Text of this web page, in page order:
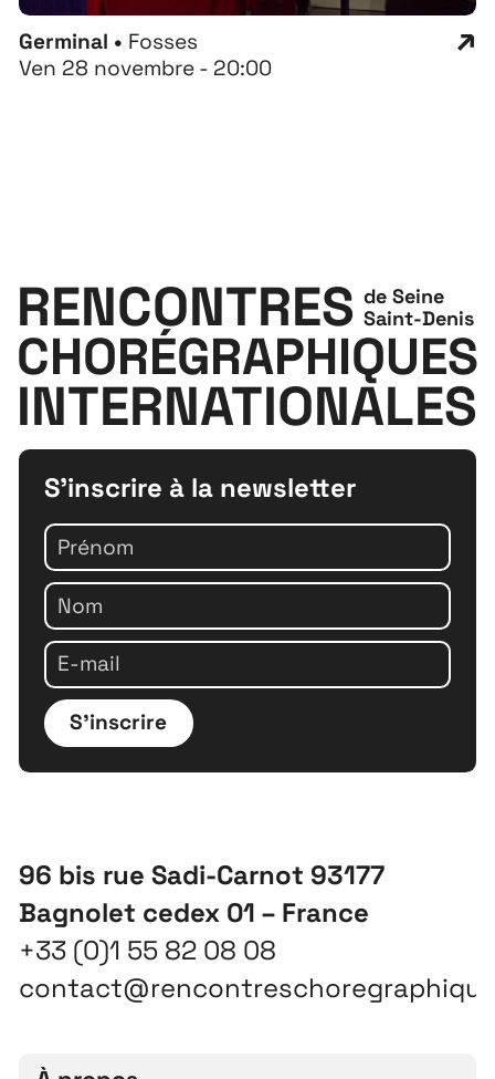
Germinal • Fosses
Ven 28 novembre - 20:00
RENCONTRES
CHORÉGRAPHIQUES
INTERNATIONALES
de Seine
Saint-Denis
S'inscrire à la newsletter
S'inscrire
96 bis rue Sadi-Carnot 93177
Bagnolet cedex 01 – France
+33 (0)1 55 82 08 08